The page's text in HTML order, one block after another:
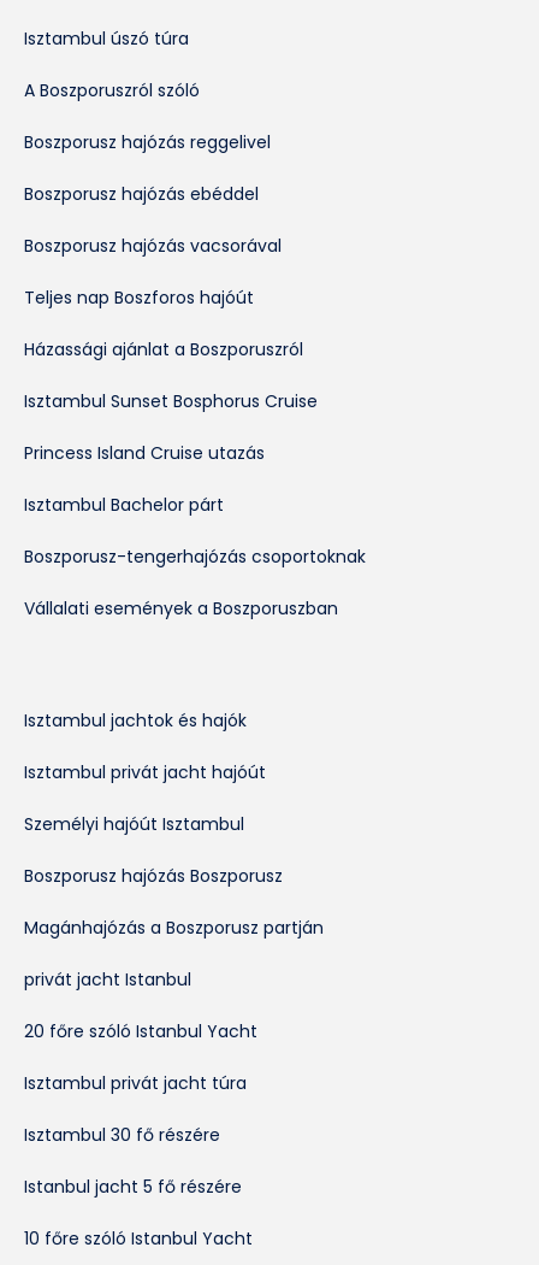
Isztambul úszó túra
A Boszporuszról szóló
Boszporusz hajózás reggelivel
Boszporusz hajózás ebéddel
Boszporusz hajózás vacsorával
Teljes nap Boszforos hajóút
Házassági ajánlat a Boszporuszról
Isztambul Sunset Bosphorus Cruise
Princess Island Cruise utazás
Isztambul Bachelor párt
Boszporusz-tengerhajózás csoportoknak
Vállalati események a Boszporuszban
Isztambul jachtok és hajók
Isztambul privát jacht hajóút
Személyi hajóút Isztambul
Boszporusz hajózás Boszporusz
Magánhajózás a Boszporusz partján
privát jacht Istanbul
20 főre szóló Istanbul Yacht
Isztambul privát jacht túra
Isztambul 30 fő részére
Istanbul jacht 5 fő részére
10 főre szóló Istanbul Yacht